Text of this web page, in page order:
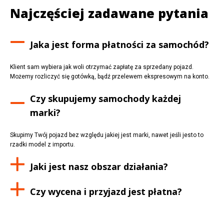
Najczęściej zadawane pytania
Jaka jest forma płatności za samochód?
Klient sam wybiera jak woli otrzymać zapłatę za sprzedany pojazd.
Możemy rozliczyć się gotówką, bądź przelewem ekspresowym na konto.
Czy skupujemy samochody każdej
marki?
Skupimy Twój pojazd bez względu jakiej jest marki, nawet jeśli jesto to
rzadki model z importu.
Jaki jest nasz obszar działania?
Czy wycena i przyjazd jest płatna?